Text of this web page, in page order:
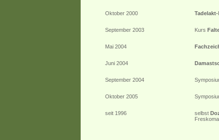
Oktober 2000 Tadelakt-
September 2003 Kurs
Mai 2004
Juni 2004
September 2004
Oktober 2005
seit 1996 selbst